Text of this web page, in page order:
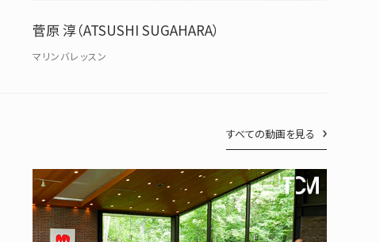
菅原 淳（ATSUSHI SUGAHARA）
マリンバレッスン
すべての動画を見る